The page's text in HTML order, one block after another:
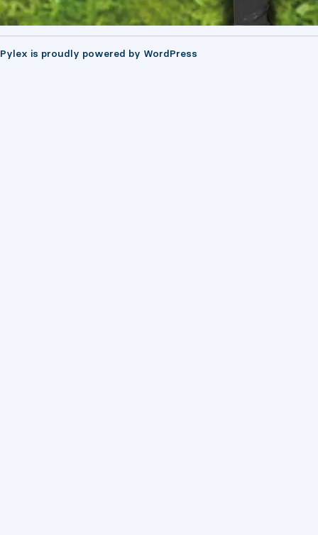
Pylex is proudly powered by WordPress